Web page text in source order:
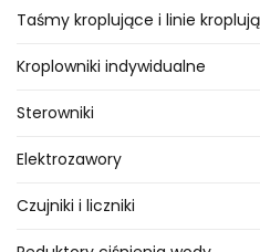
Taśmy kroplujące i linie
Kroplowniki indywidualne
Sterowniki
Elektrozawory
Czujniki i liczniki